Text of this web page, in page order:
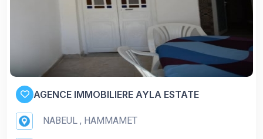
AGENCE IMMOBILIERE AYLA ESTATE
NABEUL , HAMMAMET